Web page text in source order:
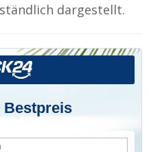
dargestellt.
Bestpreis